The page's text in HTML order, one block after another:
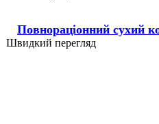
Повнораціонний сухий
Швидкий перегляд